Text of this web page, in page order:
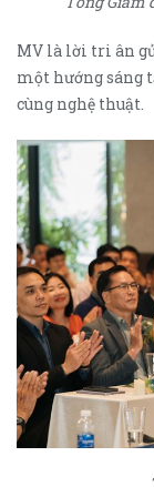
MV là lời tri ân
một hướng sáng
cùng nghệ thuật.